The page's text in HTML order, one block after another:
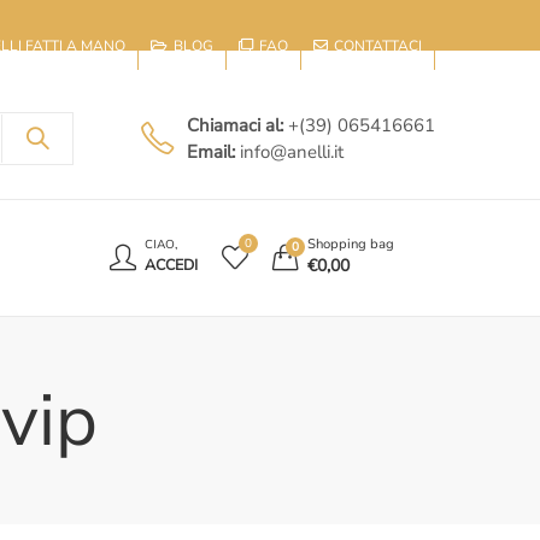
FATTI A MANO BLOG FAQ CONTATTACI
Chiamaci al: +(39) 065416661
Email: info@anelli.it
CIAO,
ACCEDI
0 0 Shopping bag
€0,00